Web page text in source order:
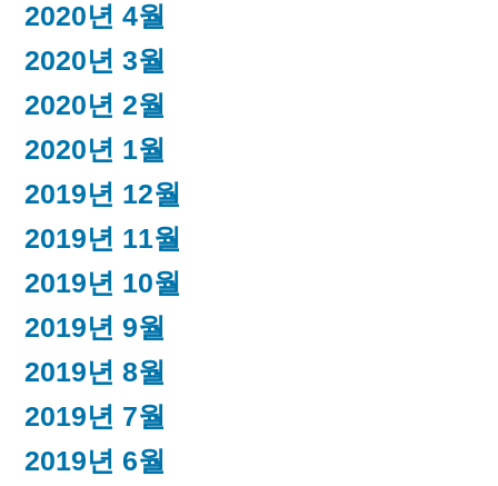
2020년 4월
2020년 3월
2020년 2월
2020년 1월
2019년 12월
2019년 11월
2019년 10월
2019년 9월
2019년 8월
2019년 7월
2019년 6월